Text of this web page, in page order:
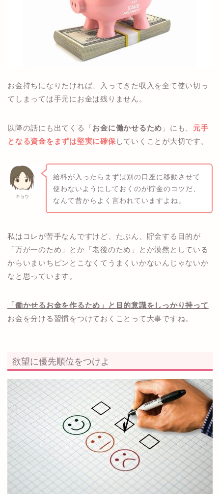
お金持ちになりたければ、入ってきた収入を全て使い切っ
てしまっては手元にお金は残りません。
以降の話にも出てくる「お金に働かせるため 」にも、 元手
となる資金をまずは堅実に確保 していくことが大切です。
キョウ
給料が入ったらまずは別の口座に移動させて
使わないようにしておくのが貯金のコツだ、
なんて昔からよく言われていますよね。
私はコレが苦手なんですけど、たぶん、貯金する目的が
「万が一のため」とか「老後のため」とか漠然としている
からいまいちピンとこなくてうまくいかないんじゃないか
なと思っています。
「働かせるお金を作るため」と目的意識をしっかり持って
お金を分ける習慣をつけておくことって大事ですね。
欲望に優先順位をつけよ